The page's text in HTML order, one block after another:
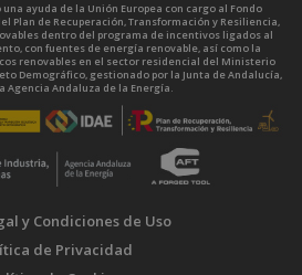
una ayuda de la Unión Europea con cargo al Fondo
Plan de Recuperación, Transformación y Resiliencia,
dentro del programa de incentivos ligados al
con fuentes de energía renovable, así como la
renovables en el sector residencial del Ministerio
Demográfico, gestionado por la Junta de Andalucía,
Agencia Andaluza de la Energía.
y Condiciones de Uso
de Privacidad